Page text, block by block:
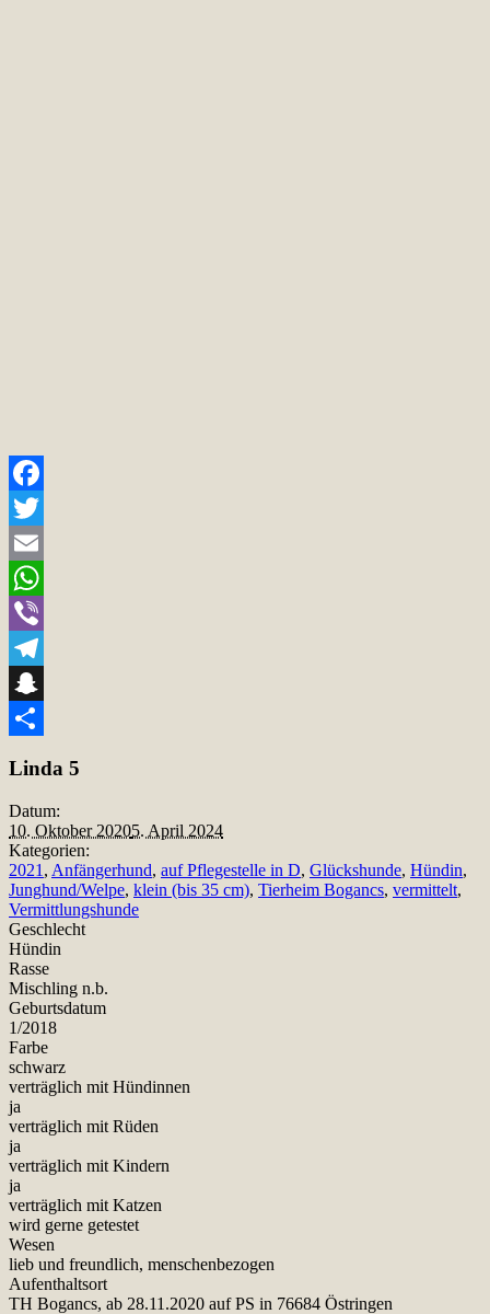
Facebook
Twitter
Email
WhatsApp
Viber
Telegram
Snapchat
Linda 5
Datum:
10. Oktober 20205. April 2024
Kategorien:
2021 , Anfängerhund, auf Pflegestelle in D, Glückshunde, Hündin,
Junghund/Welpe, klein (bis 35 cm), Tierheim Bogancs, vermittelt,
Vermittlungshunde
Geschlecht
Hündin
Rasse
Mischling n.b.
Geburtsdatum
1/2018
Farbe
schwarz
verträglich mit Hündinnen
ja
verträglich mit Rüden
ja
verträglich mit Kindern
ja
verträglich mit Katzen
wird gerne getestet
Wesen
lieb und freundlich, menschenbezogen
Aufenthaltsort
TH Bogancs, ab 28.11.2020 auf PS in 76684 Östringen